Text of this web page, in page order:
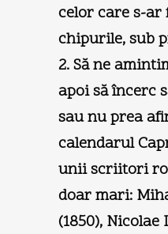
celor care s-ar
chipurile, sub
2. Să ne
apoi să încerc
sau nu prea
calendarul
unii scriitori
doar mari:
(1850), Nicolae